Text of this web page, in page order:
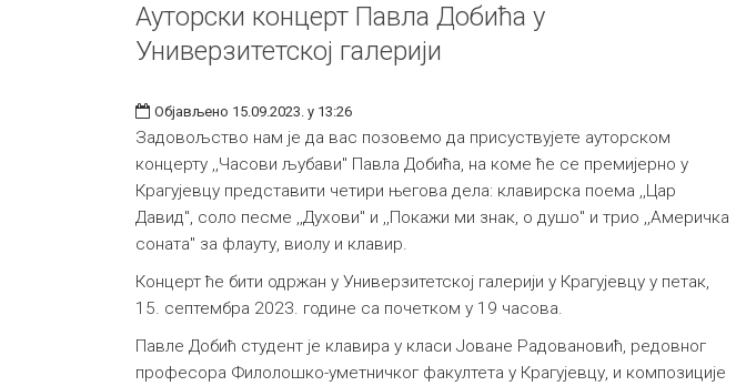
Ауторски концерт Павла Добића у
Универзитетској галерији
Објављено 15.09.2023. у 13:26
Задовољство нам је да вас позовемо да присуствујете ауторском
концерту ,,Часови љубави" Павла Добића, на коме ће се премијерно у
Крагујевцу представити четири његова дела: клавирска поема ,,Цар
Давид", соло песме ,,Духови" и ,,Покажи ми знак, о душо" и трио ,,Америчка
соната" за флауту, виолу и клавир.
Концерт ће бити одржан у Универзитетској галерији у Крагујевцу у петак,
15. септембра 2023. године са почетком у 19 часова.
Павле Добић студент је клавира у класи Јоване Радовановић, редовног
професора Филолошко-уметничког факултета у Крагујевцу, и композиције